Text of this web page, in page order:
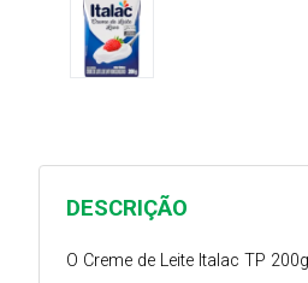
DESCRIÇÃO
O Creme de Leite Italac TP